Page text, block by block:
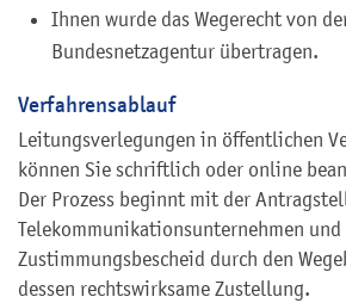
Ihnen wurde das Wegerecht von
Bundesnetzagentur übertragen.
Verfahrensablauf
Leitungsverlegungen in öffentlichen
können Sie schriftlich oder online
Der Prozess beginnt mit der
Telekommunikationsunternehmen
Zustimmungsbescheid durch den
dessen rechtswirksame Zustellung.